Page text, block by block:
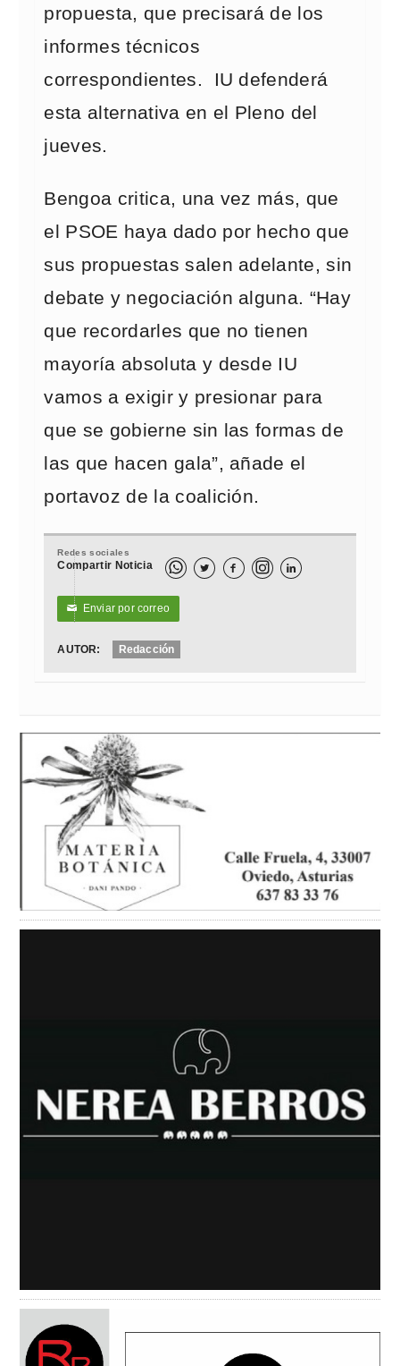
propuesta, que precisará de los
informes técnicos
correspondientes. IU defenderá
esta alternativa en el Pleno del
jueves.
Bengoa critica, una vez más, que
el PSOE haya dado por hecho que
sus propuestas salen adelante, sin
debate y negociación alguna. “Hay
que recordarles que no tienen
mayoría absoluta y desde IU
vamos a exigir y presionar para
que se gobierne sin las formas de
las que hacen gala”, añade el
portavoz de la coalición.
Redes sociales
Compartir Noticia   
✉ Enviar por correo
AUTOR: Redacción